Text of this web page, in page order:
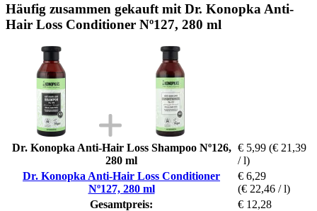
Häufig zusammen gekauft mit Dr. Konopka Anti-
Hair Loss Conditioner Nº127, 280 ml
Dr. Konopka Anti-Hair Loss Shampoo Nº126,
280 ml
€ 5,99 (€ 21,39
/ l)
Dr. Konopka Anti-Hair Loss Conditioner
Nº127, 280 ml
€ 6,29
(€ 22,46 / l)
Gesamtpreis:
€ 12,28